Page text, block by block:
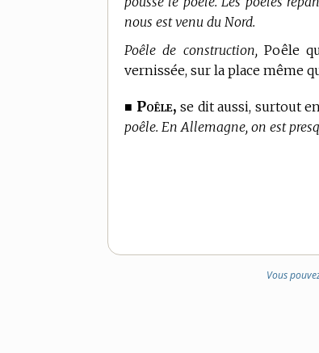
nous est venu du Nord.
Poêle de construction,Poêle
vernissée, sur la place même
■ Poêle, se dit aussi, surtout
poêle. En Allemagne, on est
Vous